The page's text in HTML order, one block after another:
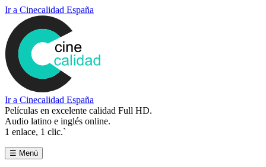
Ir a Cinecalidad España
Ir a Cinecalidad España
Películas en excelente calidad Full HD.
Audio latino e inglés online.
1 enlace, 1 clic.`
☰ Menú